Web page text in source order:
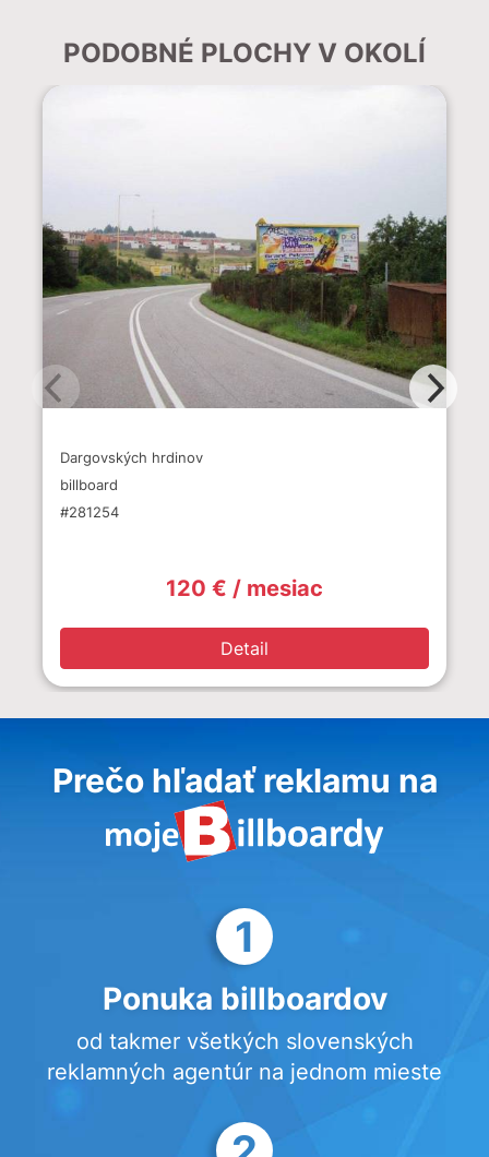
PODOBNÉ PLOCHY V OKOLÍ
Dargovských hrdinov
billboard
#281254
120 € / mesiac
Detail
Prečo hľadať reklamu na
1
Ponuka billboardov
od takmer všetkých slovenských
reklamných agentúr na jednom mieste